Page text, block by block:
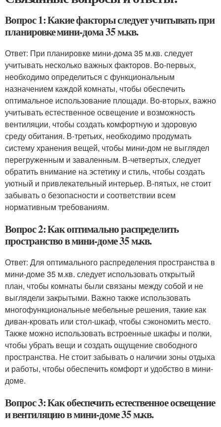
Вопрос 1: Какие факторы следует учитывать при
планировке мини-дома 35 м.кв.
Ответ: При планировке мини-дома 35 м.кв. следует
учитывать несколько важных факторов. Во-первых,
необходимо определиться с функциональным
назначением каждой комнаты, чтобы обеспечить
оптимальное использование площади. Во-вторых, важно
учитывать естественное освещение и возможность
вентиляции, чтобы создать комфортную и здоровую
среду обитания. В-третьих, необходимо продумать
систему хранения вещей, чтобы мини-дом не выглядел
перегруженным и заваленным. В-четвертых, следует
обратить внимание на эстетику и стиль, чтобы создать
уютный и привлекательный интерьер. В-пятых, не стоит
забывать о безопасности и соответствии всем
нормативным требованиям.
Вопрос 2: Как оптимально распределить
пространство в мини-доме 35 м.кв.
Ответ: Для оптимального распределения пространства в
мини-доме 35 м.кв. следует использовать открытый
план, чтобы комнаты были связаны между собой и не
выглядели закрытыми. Важно также использовать
многофункциональные мебельные решения, такие как
диван-кровать или стол-шкаф, чтобы сэкономить место.
Также можно использовать встроенные шкафы и полки,
чтобы убрать вещи и создать ощущение свободного
пространства. Не стоит забывать о наличии зоны отдыха
и работы, чтобы обеспечить комфорт и удобство в мини-
доме.
Вопрос 3: Как обеспечить естественное освещение
и вентиляцию в мини-доме 35 м.кв.